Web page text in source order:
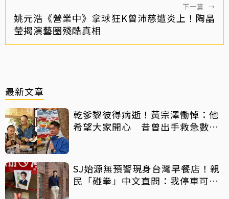
下一篇 →
姚元浩《營業中》拿球狂K曾沛慈遭炎上！陶晶
瑩揭演藝圈殘酷真相
最新文章
乾爹黎彼得病逝！黃宗澤慟悼：他
希望大家開心 昔曾出手救急數十
SJ始源無預警現身台灣早餐店！親
民「碰拳」中文直問：我停車可以